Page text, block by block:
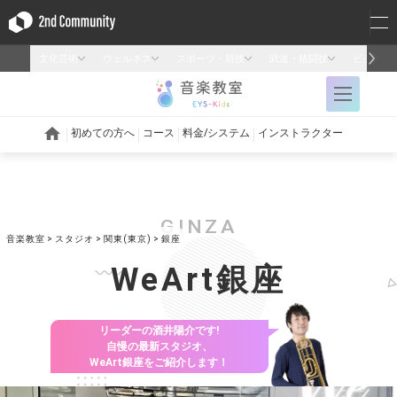
音楽教室 スタジオ 関東(東京) 銀座
GINZA
WeArt銀座
リーダーの酒井陽介です!
自慢の最新スタジオ、
WeArt銀座をご紹介します！